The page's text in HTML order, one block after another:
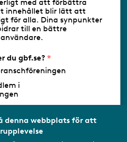
-
AB - Ansvarig
med att förbättra
innehållet blir lätt att
för alla. Dina synpunkter
till en bättre
du gbf.se?
i
Svenskt Näringsliv
denna webbplats för att